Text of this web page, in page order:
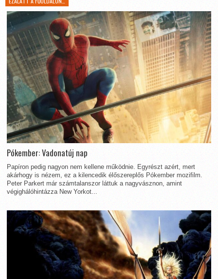
Pókember: Vadonatúj nap
Papíron pedig nagyon nem kellene működnie. Egyrészt azért, mert
akárhogy is nézem, ez a kilencedik élőszereplős Pókember mozifilm.
Peter Parkert már számtalanszor láttuk a nagyvásznon, amint
végighálóhintázza New Yorkot...